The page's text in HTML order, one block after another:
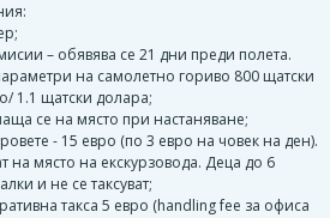
– обявява се 21 дни преди полета.
на самолетно гориво 800 щатски
1.1 щатски долара;
се на място при настаняване;
- 15 евро (по 3 евро на човек на ден).
на място на екскурзовода. Деца до 6
и не се таксуват;
такса 5 евро (handling fee за офиса